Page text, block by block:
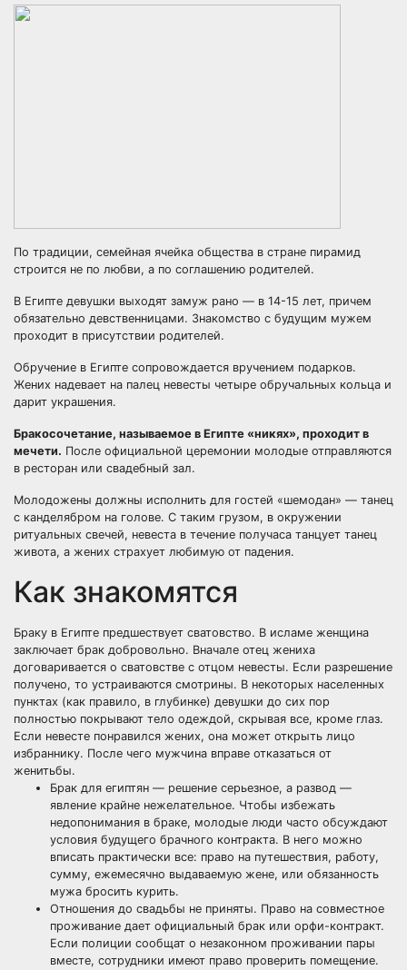
По традиции, семейная ячейка общества в стране пирамид
строится не по любви, а по соглашению родителей.
В Египте девушки выходят замуж рано — в 14-15 лет, причем
обязательно девственницами. Знакомство с будущим мужем
проходит в присутствии родителей.
Обручение в Египте сопровождается вручением подарков.
Жених надевает на палец невесты четыре обручальных кольца и
дарит украшения.
Бракосочетание, называемое в Египте «никях», проходит в
мечети. После официальной церемонии молодые отправляются
в ресторан или свадебный зал.
Молодожены должны исполнить для гостей «шемодан» — танец
с канделябром на голове. С таким грузом, в окружении
ритуальных свечей, невеста в течение получаса танцует танец
живота, а жених страхует любимую от падения.
Как знакомятся
Браку в Египте предшествует сватовство. В исламе женщина
заключает брак добровольно. Вначале отец жениха
договаривается о сватовстве с отцом невесты. Если разрешение
получено, то устраиваются смотрины. В некоторых населенных
пунктах (как правило, в глубинке) девушки до сих пор
полностью покрывают тело одеждой, скрывая все, кроме глаз.
Если невесте понравился жених, она может открыть лицо
избраннику. После чего мужчина вправе отказаться от
женитьбы.
Брак для египтян — решение серьезное, а развод —
явление крайне нежелательное. Чтобы избежать
недопонимания в браке, молодые люди часто обсуждают
условия будущего брачного контракта. В него можно
вписать практически все: право на путешествия, работу,
сумму, ежемесячно выдаваемую жене, или обязанность
мужа бросить курить.
Отношения до свадьбы не приняты. Право на совместное
проживание дает официальный брак или орфи-контракт.
Если полиции сообщат о незаконном проживании пары
вместе, сотрудники имеют право проверить помещение.